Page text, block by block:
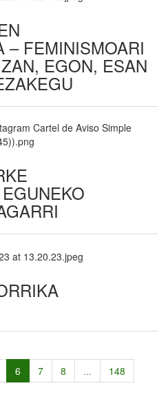
– FEMINISMOARI
EGON, ESAN
6 7 8 ...
148